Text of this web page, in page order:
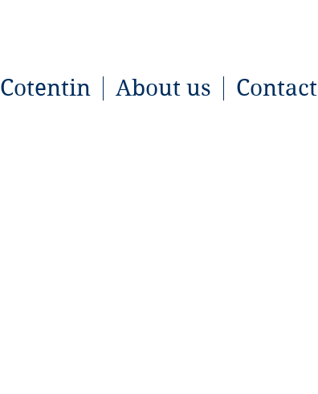
Cotentin About us Contact